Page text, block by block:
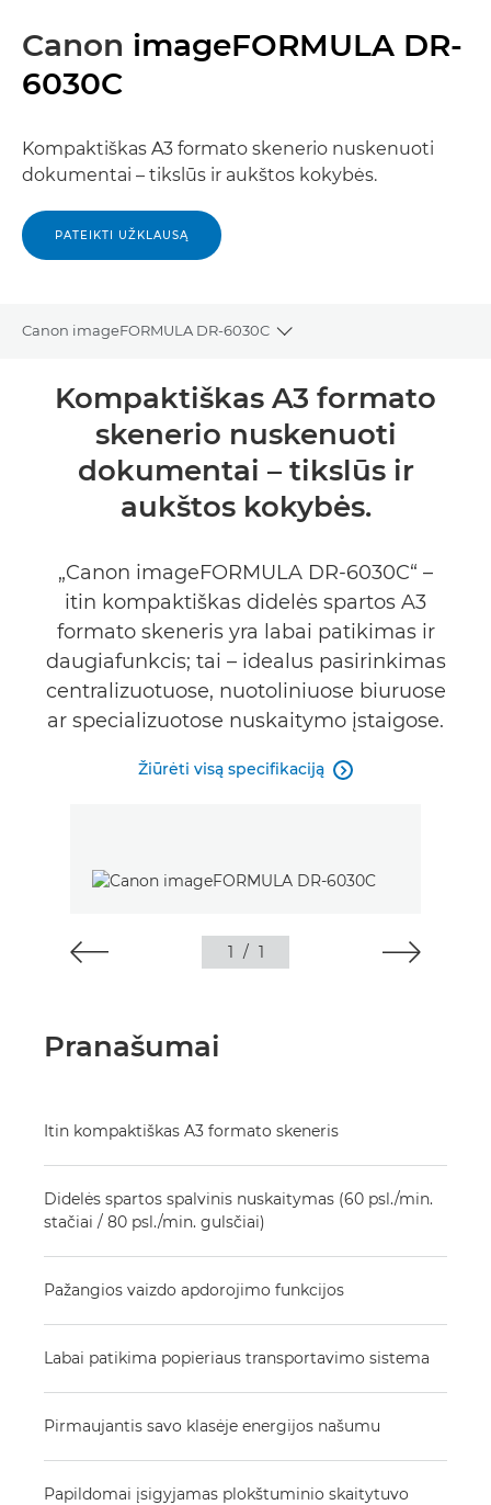
Canon imageFORMULA DR-
6030C
Kompaktiškas A3 formato skenerio nuskenuoti
dokumentai – tikslūs ir aukštos kokybės.
PATEIKTI UŽKLAUSĄ
Canon imageFORMULA DR-6030C
Toggle breadcrumbs
Bendrieji duomenys
Specifikacijos
Kompaktiškas A3 formato
skenerio nuskenuoti
dokumentai – tikslūs ir
aukštos kokybės.
„Canon imageFORMULA DR-6030C“ –
itin kompaktiškas didelės spartos A3
formato skeneris yra labai patikimas ir
daugiafunkcis; tai – idealus pasirinkimas
centralizuotuose, nuotoliniuose biuruose
ar specializuotose nuskaitymo įstaigose.
Žiūrėti visą specifikaciją 
1 / 1
Pranašumai
Itin kompaktiškas A3 formato skeneris
Didelės spartos spalvinis nuskaitymas (60 psl./min.
stačiai / 80 psl./min. gulsčiai)
Pažangios vaizdo apdorojimo funkcijos
Labai patikima popieriaus transportavimo sistema
Pirmaujantis savo klasėje energijos našumu
Papildomai įsigyjamas plokštuminio skaitytuvo